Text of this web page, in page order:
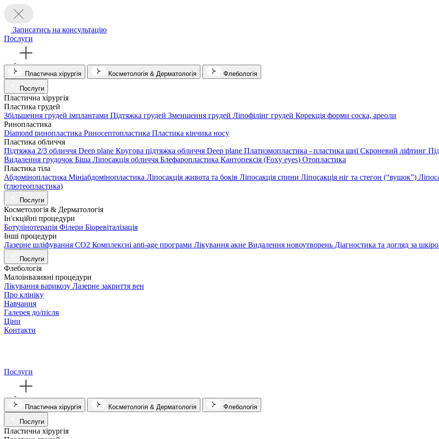
Записатись на консультацію
Послуги
Пластична хірургія Косметологія & Дерматологія
Флебологія
Послуги
Пластична хірургія
Пластика грудей
Збільшення грудей імплантами Підтяжка грудей Зменшення грудей Ліпофілінг грудей Корекція форми соска, ареоли
Ринопластика
Diamond ринопластика Риносептопластика Пластика кінчика носу
Пластика обличчя
Підтяжка 2/3 обличчя Deep plane Кругова підтяжка обличчя Deep plane Платизмопластика - пластика шиї Скроневий ліфтинг
Видалення грудочок Біша Ліпосакція обличчя Блефаропластика Кантопексія (Foxy eyes) Отопластика
Пластика тіла
Абдомінопластика Мініабдомінопластика Ліпосакція живота та боків Ліпосакція спини Ліпосакція ніг та стегон (“вушок”)
(глютеопластика)
Послуги
Косметологія & Дерматологія
Ін'єкційні процедури
Ботулінотерапія Філери Біоревіталізація
Інші процедури
Лазерне шліфування СО2 Комплексні anti-age програми Лікування акне Видалення новоутворень Діагностика та догляд за
Послуги
Флебологія
Малоінвазивні процедури
Лікування варикозу Лазерне закриття вен
Про клініку
Навчання
Галерея до/після
Ціни
Контакти
Послуги
Пластична хірургія Косметологія & Дерматологія
Флебологія
Послуги
Пластична хірургія